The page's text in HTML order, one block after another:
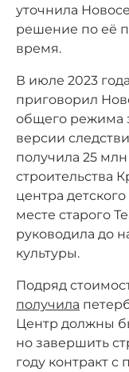
уточнила
решение по её
время.
В июле 2023
приговорил
общего режима
версии
получила 25
строительства
центра
месте старого
руководила до
культуры.
Подряд
получила
Центр должны
но завершить
году контракт с